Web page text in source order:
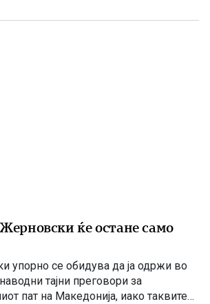
[…]
ќе остане само
упорно се обидува да ја одржи во
тајни преговори за
пат на Македонија, иако таквите